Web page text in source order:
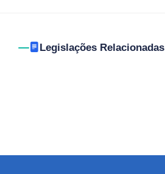
Legislações Relacionadas